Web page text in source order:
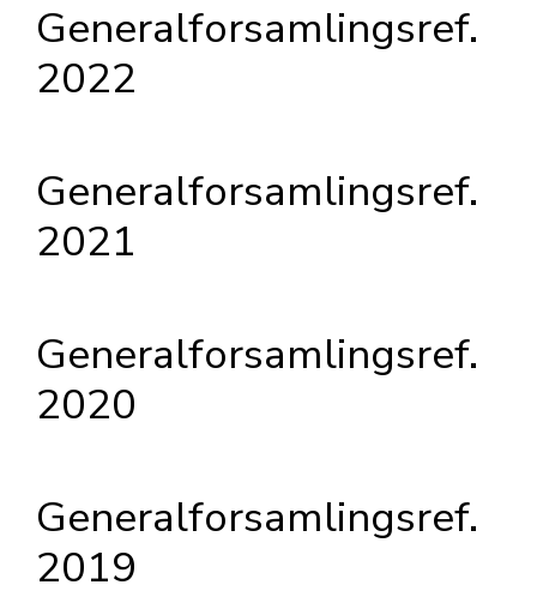
Generalforsamlingsref.
2022
Generalforsamlingsref.
2021
Generalforsamlingsref.
2020
Generalforsamlingsref.
2019